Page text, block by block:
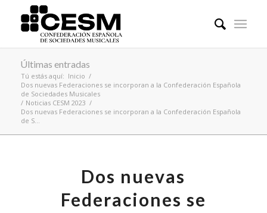
Últimas entradas
Tú estás aquí: Inicio /
Dos nuevas Federaciones se incorporan a la Confederación Española
de Sociedades Musicales
/ Noticias CESM 2023 /
Dos nuevas Federaciones se incorporan a la Confederación Española
de S...
Dos nuevas
Federaciones se